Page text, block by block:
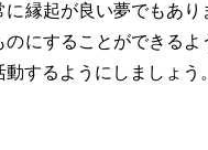
に縁起が良い夢でもあり
のにすることができるよ
するようにしましょう。